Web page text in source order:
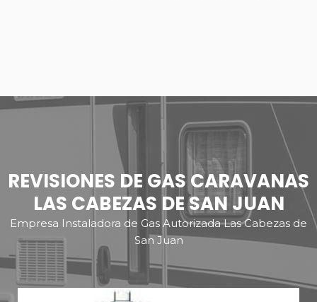
REVISIONES DE GAS CARAVANAS
LAS CABEZAS DE SAN JUAN
Empresa Instaladora de Gas Autorizada Las Cabezas de
San Juan